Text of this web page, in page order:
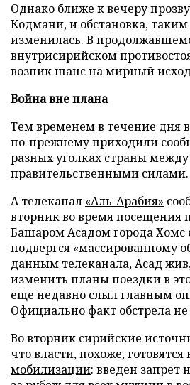
Однако ближе к вечеру
Кодмани, и обстановка, таким
изменилась. В
внутрисирийском
возник шанс на мирный
Война вне плана
Тем временем в течение дня
по-прежнему приходили
разных уголках страны
правительственными силами.
А телеканал «Аль-Арабия»
вторник во время посещения
Башаром Асадом города Хомс
подвергся «массированному
данным телеканала, Асад
изменить планы поездки в
еще недавно слыл главным
Официально факт обстрела
Во вторник сирийские
чтовласти, похоже,
мобилизации: введен запрет